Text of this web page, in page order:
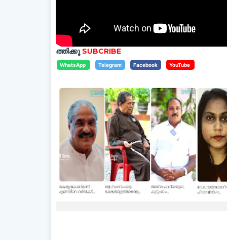
SUBCRIBE
WhatsApp Telegram Facebook YouTube